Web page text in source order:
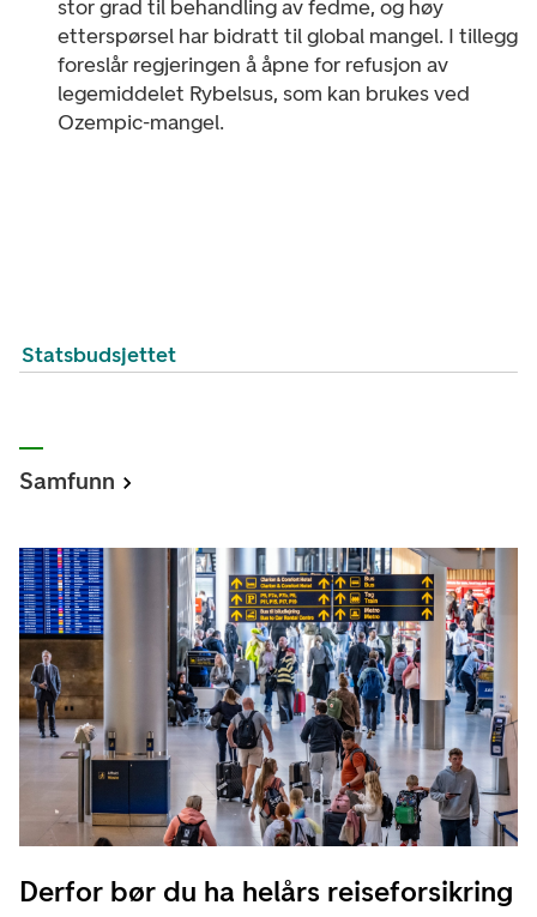
stor grad til behandling av fedme, og høy
etterspørsel har bidratt til global mangel. I tillegg
foreslår regjeringen å åpne for refusjon av
legemiddelet Rybelsus, som kan brukes ved
Ozempic-mangel.
Statsbudsjettet
Samfunn
Derfor bør du ha helårs reiseforsikring